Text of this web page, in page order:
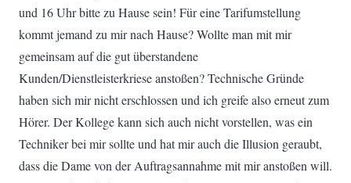
und 16 Uhr bitte zu Hause sein! Für eine Tarifumstellung
kommt jemand zu mir nach Hause? Wollte man mit mir
gemeinsam auf die gut überstandene
Kunden/Dienstleisterkriese anstoßen? Technische Gründe
haben sich mir nicht erschlossen und ich greife also erneut zum
Hörer. Der Kollege kann sich auch nicht vorstellen, was ein
Techniker bei mir sollte und hat mir auch die Illusion geraubt,
dass die Dame von der Auftragsannahme mit mir anstoßen will.